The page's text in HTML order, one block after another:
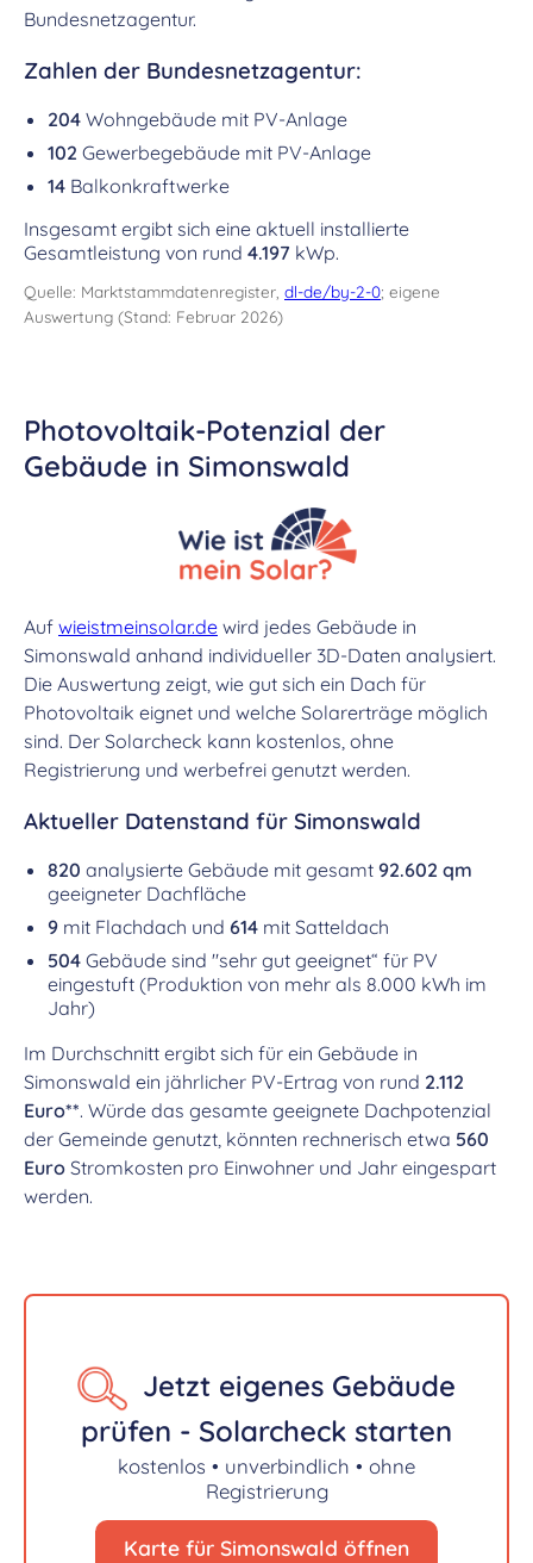
Bundesnetzagentur.
Zahlen der Bundesnetzagentur:
204 Wohngebäude mit PV-Anlage
102 Gewerbegebäude mit PV-Anlage
14 Balkonkraftwerke
Insgesamt ergibt sich eine aktuell installierte
Gesamtleistung von rund 4.197 kWp.
Quelle: Marktstammdatenregister, dl-de/by-2-0; eigene
Auswertung (Stand: Februar 2026)
Photovoltaik-Potenzial der
Gebäude in Simonswald
Auf wieistmeinsolar.de wird jedes Gebäude in
Simonswald anhand individueller 3D-Daten analysiert.
Die Auswertung zeigt, wie gut sich ein Dach für
Photovoltaik eignet und welche Solarerträge möglich
sind. Der Solarcheck kann kostenlos, ohne
Registrierung und werbefrei genutzt werden.
Aktueller Datenstand für Simonswald
820 analysierte Gebäude mit gesamt 92.602 qm
geeigneter Dachfläche
9 mit Flachdach und 614 mit Satteldach
504 Gebäude sind "sehr gut geeignet“ für PV
eingestuft (Produktion von mehr als 8.000 kWh im
Jahr)
Im Durchschnitt ergibt sich für ein Gebäude in
Simonswald ein jährlicher PV-Ertrag von rund 2.112
Euro**. Würde das gesamte geeignete Dachpotenzial
der Gemeinde genutzt, könnten rechnerisch etwa 560
Euro Stromkosten pro Einwohner und Jahr eingespart
werden.
Jetzt eigenes Gebäude
prüfen - Solarcheck starten
kostenlos • unverbindlich • ohne
Registrierung
Karte für Simonswald öffnen